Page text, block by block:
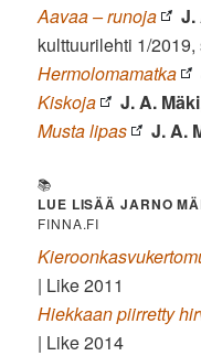
Aavaa – runoja J.
kulttuurilehti 1/
Hermolomamatka
Kiskoja
J. A. Mäki
Musta lipas
J. A.
📚
LUE LISÄÄ JARNO
FINNA.FI
| Like 2011
Hiekkaan piirretty
| Like 2014